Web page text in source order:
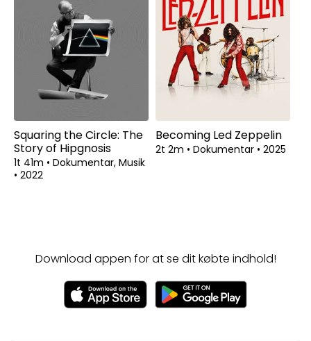
Squaring the Circle: The
Story of Hipgnosis
1t 41m • Dokumentar, Musik
• 2022
Becoming Led Zeppelin
2t 2m • Dokumentar • 2025
Download appen for at se dit købte indhold!